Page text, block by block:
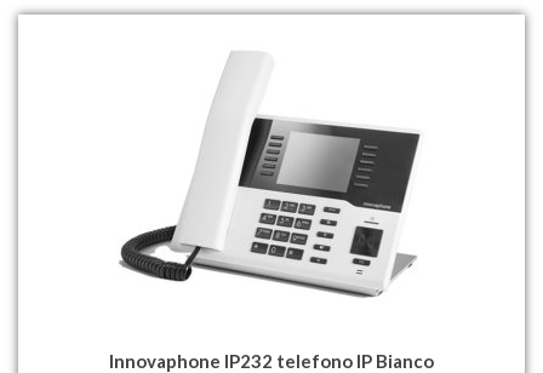
Innovaphone IP232 telefono IP Bianco